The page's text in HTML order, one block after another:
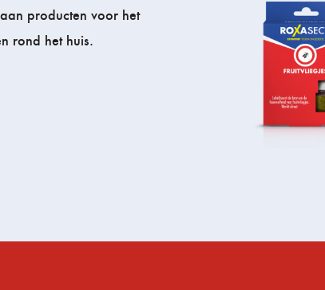
producten voor het
rond het huis.